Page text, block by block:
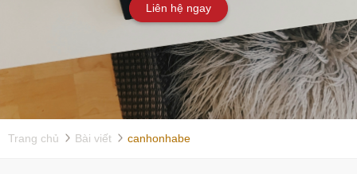
Liên hệ ngay
Trang chủ Bài viết canhonhabe